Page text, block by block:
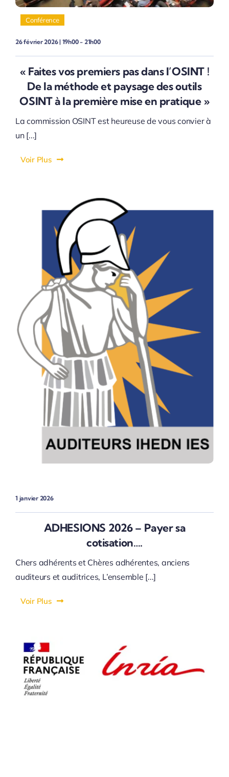
Conférence
26 février 2026 | 19h00 - 21h00
« Faites vos premiers pas dans l’OSINT !
De la méthode et paysage des outils
OSINT à la première mise en pratique »
La commission OSINT est heureuse de vous convier à
un [...]
Voir Plus
1 janvier 2026
ADHESIONS 2026 – Payer sa
cotisation….
Chers adhérents et Chères adhérentes, anciens
auditeurs et auditrices, L’ensemble [...]
Voir Plus